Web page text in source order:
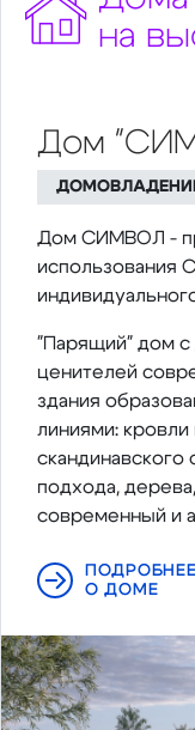
на
Дом
Дом СИМВОЛ -
использования
"Парящий" дом с
ценителей
здания
линиями:
скандинавского
подхода,
современный и
ПОДРОБНЕЕ
О ДОМЕ